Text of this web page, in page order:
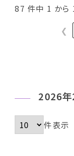
87 件中 1 から
❮
2026
件表示